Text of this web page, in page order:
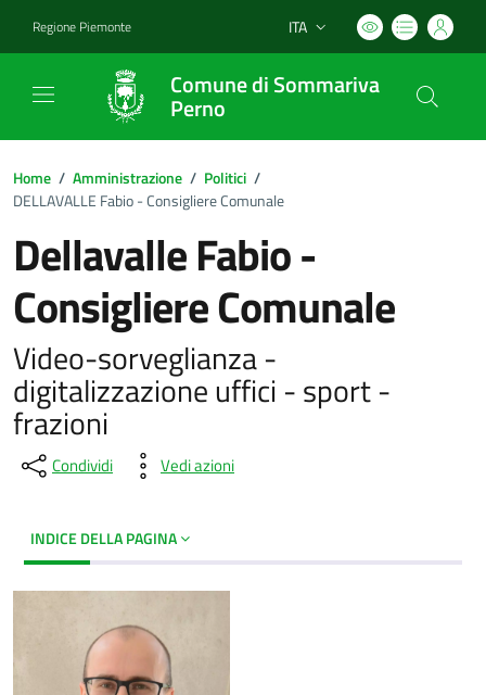
Regione Piemonte Lingua attiva:
ITA
Comune di Sommariva
Perno
Home / Amministrazione / Politici /
DELLAVALLE Fabio - Consigliere Comunale
Dellavalle Fabio -
Consigliere Comunale
Video-sorveglianza -
digitalizzazione uffici - sport -
frazioni
Condividi Vedi azioni
INDICE DELLA PAGINA